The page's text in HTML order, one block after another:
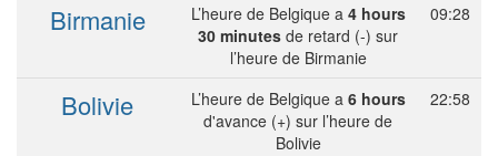
Birmanie L’heure de Belgique a 4 hours
30 minutes de retard (-) sur
l’heure de Birmanie
09:28
Bolivie L’heure de Belgique a 6 hours
d'avance (+) sur l’heure de
Bolivie
22:58